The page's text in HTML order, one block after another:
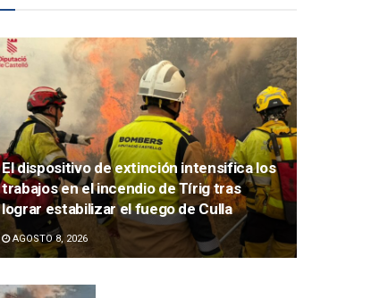
El dispositivo de extinción intensifica los
trabajos en el incendio de Tírig tras
lograr estabilizar el fuego de Culla
AGOSTO 8, 2026